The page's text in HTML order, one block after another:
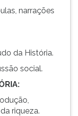
narrações
da História.
social.
riqueza.